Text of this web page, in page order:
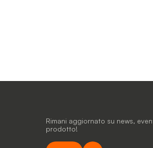
Rimani aggiornato su news,
prodotto!